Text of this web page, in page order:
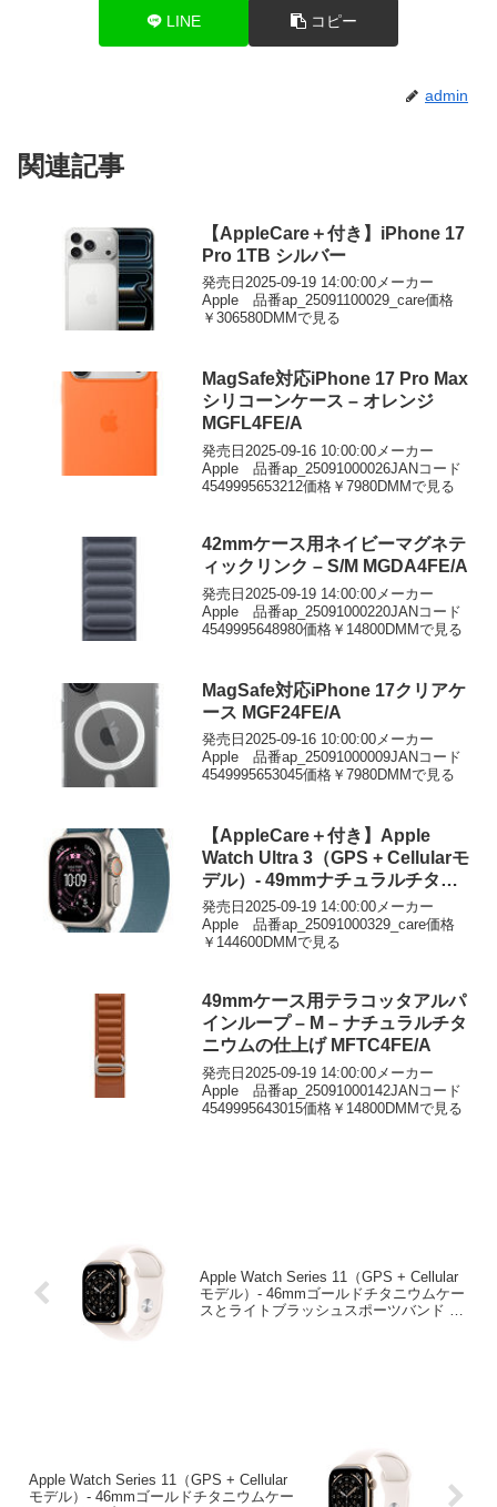
LINE コピー
admin
関連記事
【AppleCare＋付き】iPhone 17
Pro 1TB シルバー
発売日2025-09-19 14:00:00メーカー
Apple 品番ap_25091100029_care価格
￥306580DMMで見る
MagSafe対応iPhone 17 Pro Max
シリコーンケース – オレンジ
MGFL4FE/A
発売日2025-09-16 10:00:00メーカー
Apple 品番ap_25091000026JANコード
4549995653212価格￥7980DMMで見る
42mmケース用ネイビーマグネテ
ィックリンク – S/M MGDA4FE/A
発売日2025-09-19 14:00:00メーカー
Apple 品番ap_25091000220JANコード
4549995648980価格￥14800DMMで見る
MagSafe対応iPhone 17クリアケ
ース MGF24FE/A
発売日2025-09-16 10:00:00メーカー
Apple 品番ap_25091000009JANコード
4549995653045価格￥7980DMMで見る
【AppleCare＋付き】Apple
Watch Ultra 3（GPS + Cellularモ
デル）- 49mmナチュラルチタニ
ウムケースとライトブルーアルパ
インループ – S
発売日2025-09-19 14:00:00メーカー
Apple 品番ap_25091000329_care価格
￥144600DMMで見る
49mmケース用テラコッタアルパ
インループ – M – ナチュラルチタ
ニウムの仕上げ MFTC4FE/A
発売日2025-09-19 14:00:00メーカー
Apple 品番ap_25091000142JANコード
4549995643015価格￥14800DMMで見る
Apple Watch Series 11（GPS + Cellular
モデル）- 46mmゴールドチタニウムケー
スとライトブラッシュスポーツバンド –
Apple Watch Series 11（GPS + Cellular
モデル）- 46mmゴールドチタニウムケー